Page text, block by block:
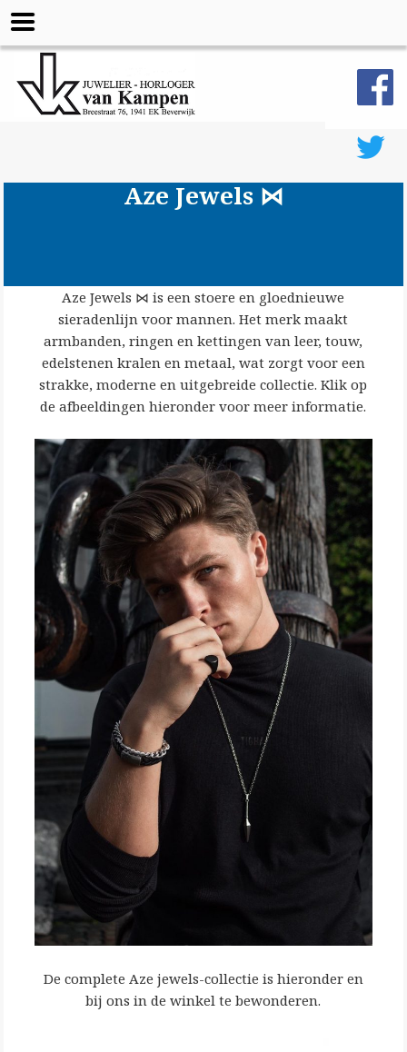
Aze Jewels ⋈
Aze Jewels ⋈ is een stoere en gloednieuwe
sieradenlijn voor mannen. Het merk maakt
armbanden, ringen en kettingen van leer, touw,
edelstenen kralen en metaal, wat zorgt voor een
strakke, moderne en uitgebreide collectie. Klik op
de afbeeldingen hieronder voor meer informatie.
De complete Aze jewels-collectie is hieronder en
bij ons in de winkel te bewonderen.